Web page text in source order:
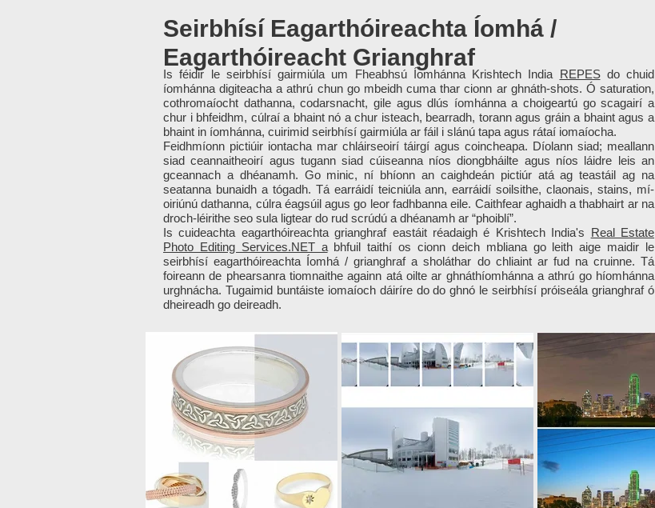
Seirbhísí Eagarthóireachta Íomhá /
Eagarthóireacht Grianghraf
Is féidir le seirbhísí gairmiúla um Fheabhsú Íomhánna Krishtech India REPESdo chuid
íomhánna digiteacha a athrú chun go mbeidh cuma thar cionn ar ghnáth-shots. Ó saturation,
cothromaíocht dathanna, codarsnacht, gile agus dlús íomhánna a choigeartú go scagairí a
chur i bhfeidhm, cúlraí a bhaint nó a chur isteach, bearradh, torann agus gráin a bhaint agus a
bhaint in íomhánna, cuirimid seirbhísí gairmiúla ar fáil i slánú tapa agus rátaí iomaíocha.
Feidhmíonn pictiúir iontacha mar chláirseoirí táirgí agus coincheapa. Díolann siad; meallann
siad ceannaitheoirí agus tugann siad cúiseanna níos diongbháilte agus níos láidre leis an
gceannach a dhéanamh. Go minic, ní bhíonn an caighdeán pictiúr atá ag teastáil ag na
seatanna bunaidh a tógadh. Tá earráidí teicniúla ann, earráidí soilsithe, claonais, stains, mí-
oiriúnú dathanna, cúlra éagsúil agus go leor fadhbanna eile. Caithfear aghaidh a thabhairt ar na
droch-léirithe seo sula ligtear do rud scrúdú a dhéanamh ar “phoiblí”.
Is cuideachta eagarthóireachta grianghraf eastáit réadaigh é Krishtech India's Real Estate
Photo Editing Services.NET abhfuil taithí os cionn deich mbliana go leith aige maidir le
seirbhísí eagarthóireachta Íomhá / grianghraf a sholáthar do chliaint ar fud na cruinne. Tá
foireann de phearsanra tiomnaithe againn atá oilte ar ghnáthíomhánna a athrú go híomhánna
urghnácha. Tugaimid buntáiste iomaíoch dáiríre do do ghnó le seirbhísí próiseála grianghraf ó
dheireadh go deireadh.